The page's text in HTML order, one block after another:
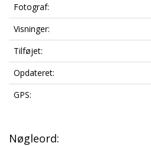
Fotograf:
Visninger:
Tilføjet:
Opdateret:
GPS:
Nøgleord: